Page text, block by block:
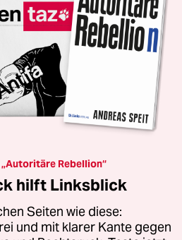
„Autoritäre Rebellion“
hilft Linksblick
Seiten wie diese:
und mit klarer Kante gegen